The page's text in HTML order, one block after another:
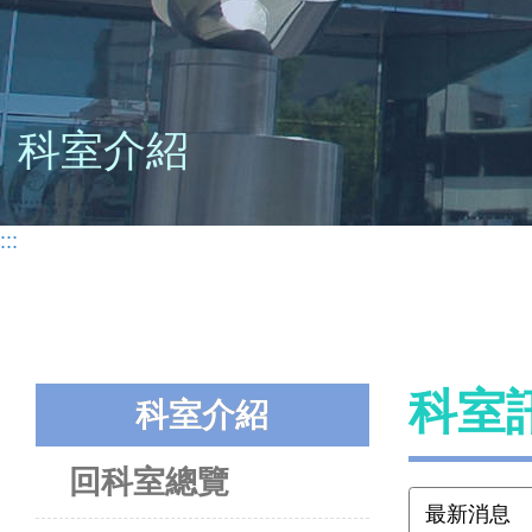
科室介紹
:::
科室介紹
回科室總覽
科室